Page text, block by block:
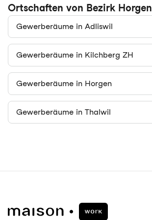
Ortschaften von Bezirk Horgen
Gewerberäume in Adliswil
Gewerberäume in Kilchberg ZH
Gewerberäume in Horgen
Gewerberäume in Thalwil